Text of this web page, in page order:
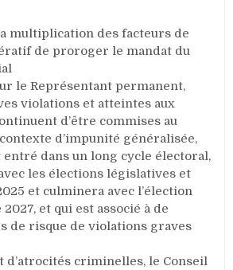
multiplication des facteurs de
de proroger le mandat du
le Représentant permanent,
violations et atteintes aux
d’être commises au
d’impunité généralisée,
entré dans un long cycle électoral,
les élections législatives et
et culminera avec l’élection
et qui est associé à de
de risque de violations graves
d’atrocités criminelles, le Conseil